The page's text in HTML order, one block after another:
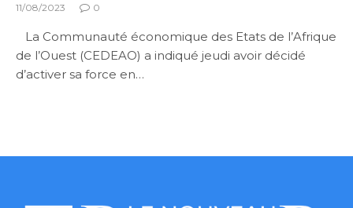
11/08/2023 0
La Communauté économique des Etats de l’Afrique
de l’Ouest (CEDEAO) a indiqué jeudi avoir décidé
d’activer sa force en…